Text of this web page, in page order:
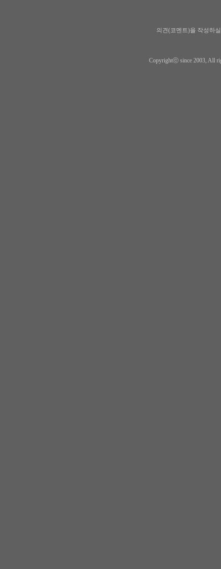
의견(코멘트)을 작성하
Copyrightⓒ since 2003, All